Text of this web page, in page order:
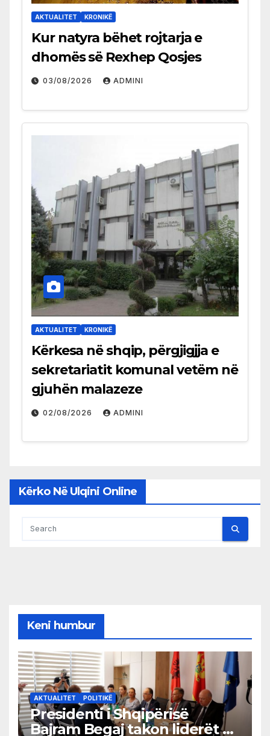
AKTUALITET KRONIKË
Kur natyra bëhet rojtarja e
dhomës së Rexhep Qosjes
03/08/2026 ADMINI
AKTUALITET KRONIKË
Kërkesa në shqip, përgjigjja e
sekretariatit komunal vetëm në
gjuhën malazeze
02/08/2026 ADMINI
Kërko Në Ulqini Online
Keni humbur
AKTUALITET POLITIKË
Presidenti i Shqipërisë
Bajram Begaj takon liderët e